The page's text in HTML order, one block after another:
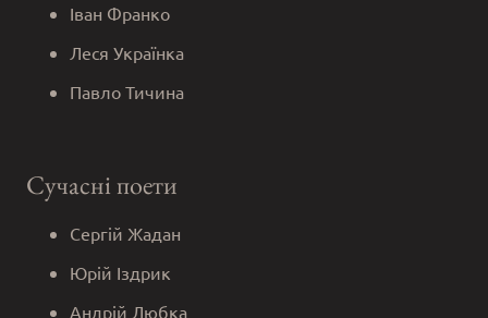
Іван Франко
Леся Українка
Павло Тичина
Сучасні поети
Сергій Жадан
Юрій Іздрик
Андрій Любка